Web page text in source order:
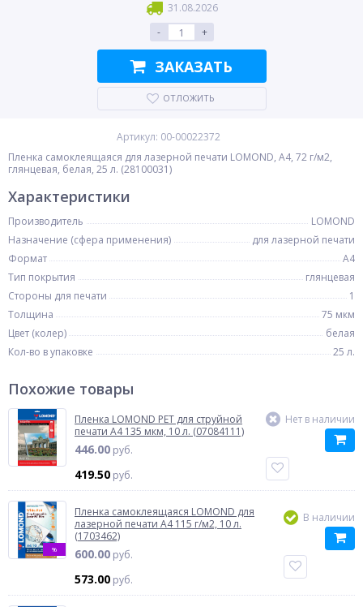
31.08.2026
-
+
ЗАКАЗАТЬ
ОТЛОЖИТЬ
Артикул: 00-00022372
Пленка самоклеящаяся для лазерной печати LOMOND, A4, 72 г/м2,
глянцевая, белая, 25 л. (28100031)
Характеристики
Производитель
LOMOND
Назначение (сфера применения)
для лазерной печати
Формат
A4
Тип покрытия
глянцевая
Стороны для печати
1
Толщина
75 мкм
Цвет (колер)
белая
Кол-во в упаковке
25 л.
Похожие товары
Пленка LOMOND PET для струйной
печати A4 135 мкм, 10 л. (07084111)
446.00 руб.
419.50 руб.
Нет в наличии
%
Пленка самоклеящаяся LOMOND для
лазерной печати A4 115 г/м2, 10 л.
(1703462)
600.00 руб.
573.00 руб.
В наличии